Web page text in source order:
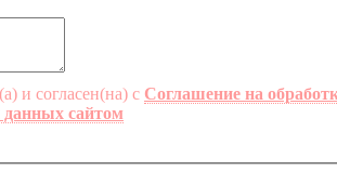
и согласен(на) с Соглашение на
сайтом